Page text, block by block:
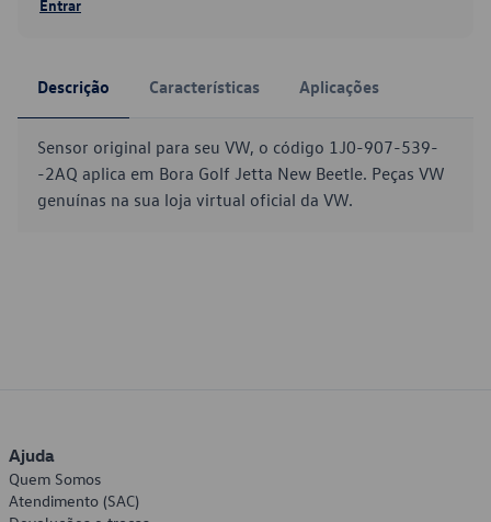
Entrar
Descrição Características Aplicações
Sensor original para seu VW, o código 1J0-907-539-
-2AQ aplica em Bora Golf Jetta New Beetle. Peças VW
genuínas na sua loja virtual oficial da VW.
Ajuda
Quem Somos
Atendimento (SAC)